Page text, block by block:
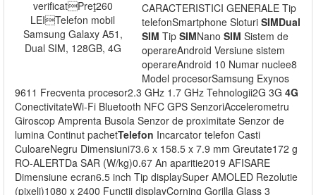
CARACTERISTICI GENERALE Tip
telefonSmartphone Sloturi SIMDual
SIM Tip SIMNano SIM Sistem de
operareAndroid Versiune sistem
operareAndroid 10 Numar nuclee8
Model procesorSamsung Exynos
9611 Frecventa procesor2.3 GHz 1.7 GHz Tehnologii2G 3G 4G
ConectivitateWi-Fi Bluetooth NFC GPS SenzoriAccelerometru
Giroscop Amprenta Busola Senzor de proximitate Senzor de
lumina Continut pachetTelefon Incarcator telefon Casti
CuloareNegru Dimensiuni73.6 x 158.5 x 7.9 mm Greutate172 g
RO-ALERTDa SAR (W/kg)0.67 An aparitie2019 AFISARE
Dimensiune ecran6.5 inch Tip displaySuper AMOLED Rezolutie
(pixeli)1080 x 2400 Functii displayCorning Gorilla Glass 3